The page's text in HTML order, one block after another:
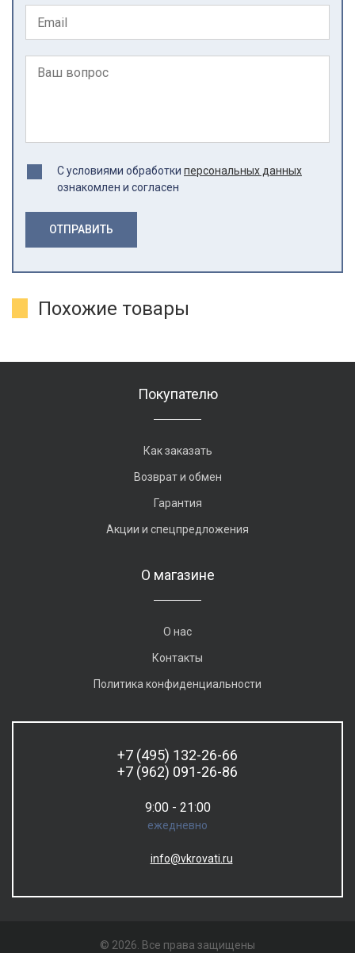
С условиями обработки персональных данных
ознакомлен и согласен
ОТПРАВИТЬ
Похожие товары
Покупателю
Как заказать
Возврат и обмен
Гарантия
Акции и спецпредложения
О магазине
О нас
Контакты
Политика конфиденциальности
+7 (495) 132-26-66
+7 (962) 091-26-86
9:00 - 21:00
ежедневно
info@vkrovati.ru
© 2026. Все права защищены